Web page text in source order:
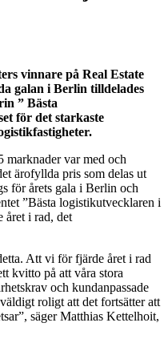
vinnare på Real Estate
galan i Berlin tilldelades
” Bästa
för det starkaste
marknader var med och
ärofyllda pris som delas ut
för årets gala i Berlin och
”Bästa logistikutvecklaren i
året i rad, det
Att vi för fjärde året i rad
kvitto på att våra stora
och kundanpassade
roligt att det fortsätter att
säger Matthias Kettelhoit,